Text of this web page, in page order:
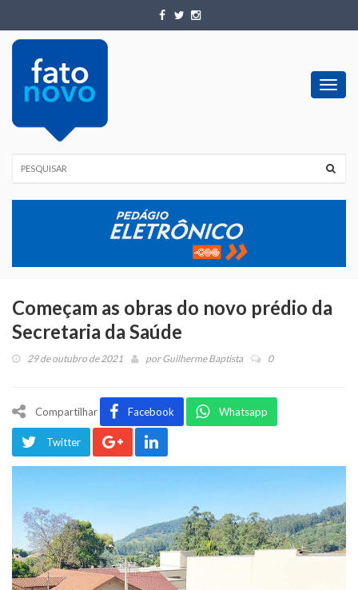
Começam as obras do novo prédio da
Secretaria da Saúde
29 de outubro de 2021 porGuilherme Baptista 0
Compartilhar Facebook Whatsapp
Twitter